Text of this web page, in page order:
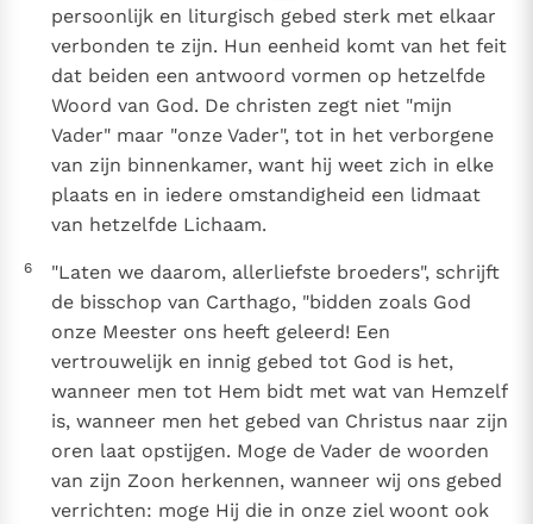
persoonlijk en liturgisch gebed sterk met elkaar
verbonden te zijn. Hun eenheid komt van het feit
dat beiden een antwoord vormen op hetzelfde
Woord van God. De christen zegt niet "mijn
Vader" maar "onze Vader", tot in het verborgene
van zijn binnenkamer, want hij weet zich in elke
plaats en in iedere omstandigheid een lidmaat
van hetzelfde Lichaam.
6
"Laten we daarom, allerliefste broeders", schrijft
de bisschop van Carthago, "bidden zoals God
onze Meester ons heeft geleerd! Een
vertrouwelijk en innig gebed tot God is het,
wanneer men tot Hem bidt met wat van Hemzelf
is, wanneer men het gebed van Christus naar zijn
oren laat opstijgen. Moge de Vader de woorden
van zijn Zoon herkennen, wanneer wij ons gebed
verrichten: moge Hij die in onze ziel woont ook